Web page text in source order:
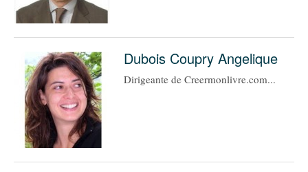
Dubois Coupry Angelique
Dirigeante de Creermonlivre.com...